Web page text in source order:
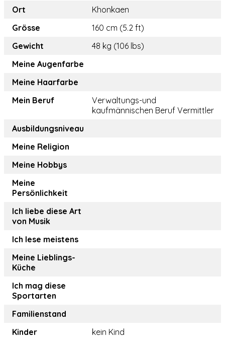
Ort
Khonkaen
Grösse
160 cm (5.2 ft)
Gewicht
48 kg (106 lbs)
Meine Augenfarbe
Meine Haarfarbe
Mein Beruf
Verwaltungs-und
kaufmännischen Beruf Vermittler
Ausbildungsniveau
Meine Religion
Meine Hobbys
Meine
Persönlichkeit
Ich liebe diese Art
von Musik
Ich lese meistens
Meine Lieblings-
Küche
Ich mag diese
Sportarten
Familienstand
Kinder
kein Kind